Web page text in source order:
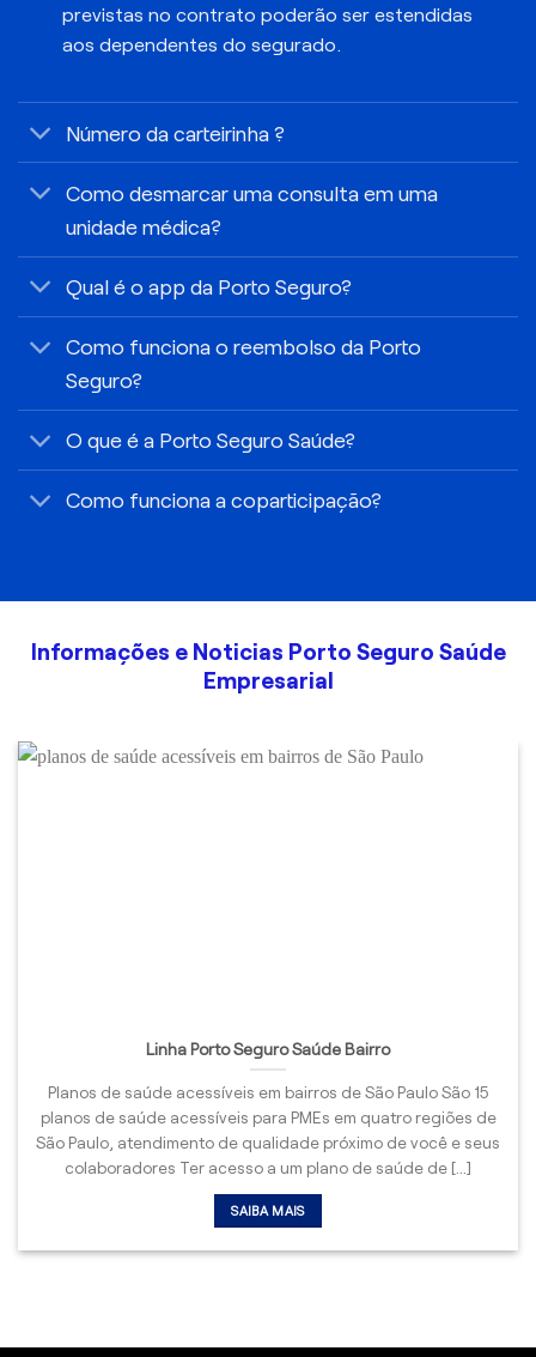
previstas no contrato poderão ser estendidas
aos dependentes do segurado.
Número da carteirinha ?
Como desmarcar uma consulta em uma
unidade médica?
Qual é o app da Porto Seguro?
Como funciona o reembolso da Porto
Seguro?
O que é a Porto Seguro Saúde?
Como funciona a coparticipação?
Informações e Noticias Porto Seguro Saúde
Empresarial
Linha Porto Seguro Saúde Bairro
Planos de saúde acessíveis em bairros de São Paulo São 15
planos de saúde acessíveis para PMEs em quatro regiões de
São Paulo, atendimento de qualidade próximo de você e seus
colaboradores Ter acesso a um plano de saúde de [...]
SAIBA MAIS